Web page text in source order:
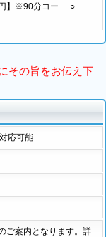
】※90分コー
○
その旨をお伝え下
応可能
ご案内となります。詳